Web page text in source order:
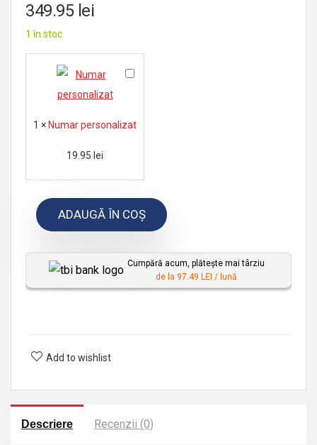
349.95 lei
1 în stoc
N
r
s
n
a
t
1 × Numar personalizat
19.95 lei
ADAUGĂ ÎN COȘ
Cumpără acum, plătește mai târziu
de la 97.49 LEI / lună
Add to wishlist
Descriere Recenzii (0)